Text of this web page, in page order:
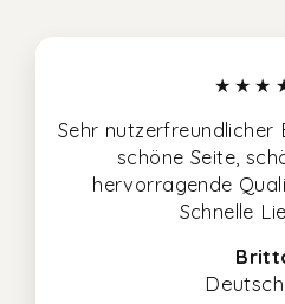
Sehr nutzerfreundlicher
schöne Seite,
hervorragende
Schnelle